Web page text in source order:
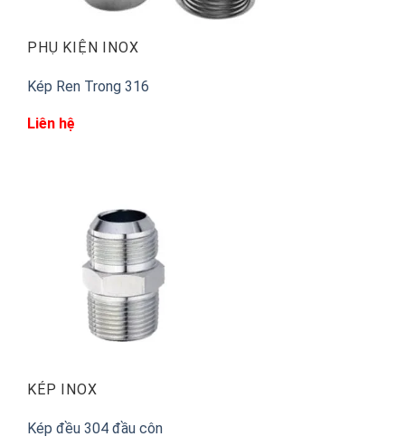
PHỤ KIỆN INOX
Kép Ren Trong 316
Liên hệ
KÉP INOX
Kép đều 304 đầu côn